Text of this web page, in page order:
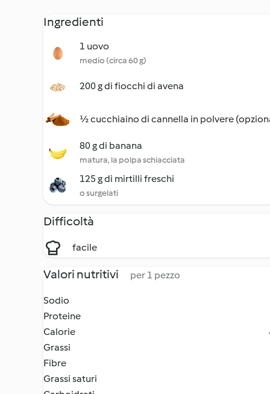
Ingredienti
1 uovo
medio (circa 60 g)
200 g di fiocchi di avena
½ cucchiaino di cannella in polvere
80 g di banana
matura, la polpa schiacciata
125 g di mirtilli freschi
o surgelati
Difficoltà
facile
Valori nutritivi per 1 pezzo
Sodio
Proteine
Calorie
Grassi
Fibre
Grassi saturi